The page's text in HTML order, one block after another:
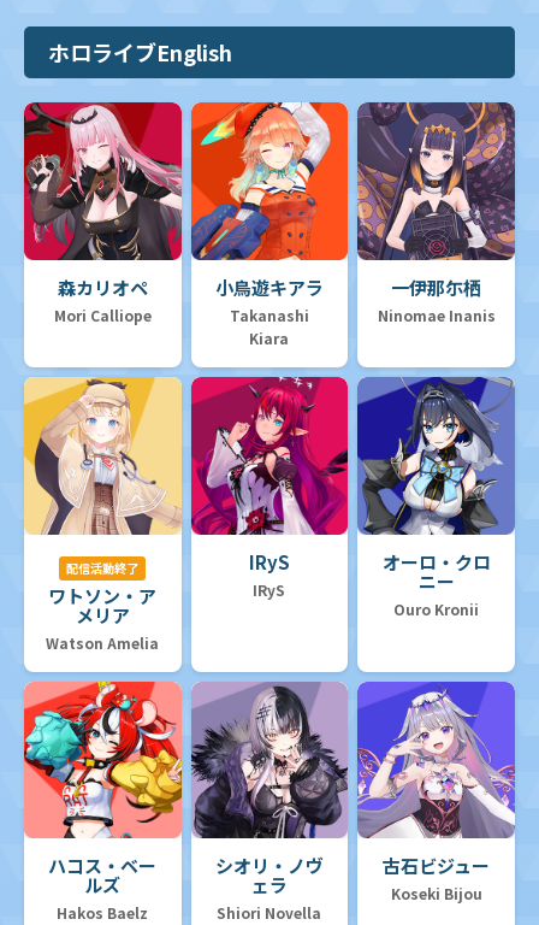
ホロライブEnglish
森カリオペ
Mori Calliope
小鳥遊キアラ
Takanashi
Kiara
一伊那尓栖
Ninomae Inanis
配信活動終了
ワトソン・ア
メリア
Watson Amelia
IRyS
IRyS
オーロ・クロ
ニー
Ouro Kronii
ハコス・ベー
ルズ
Hakos Baelz
シオリ・ノヴ
ェラ
Shiori Novella
古石ビジュー
Koseki Bijou